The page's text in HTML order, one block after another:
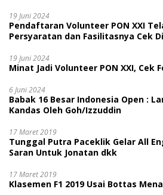
19 Juni 2024
Pendaftaran Volunteer PON XXI
Persyaratan dan Fasilitasnya Cek
19 Juni 2024
Minat Jadi Volunteer PON XXI, Cek
6 Juni 2024
Babak 16 Besar Indonesia Open :
Kandas Oleh Goh/Izzuddin
17 Maret 2019
Tunggal Putra Paceklik Gelar All
Saran Untuk Jonatan dkk
17 Maret 2019
Klasemen F1 2019 Usai Bottas